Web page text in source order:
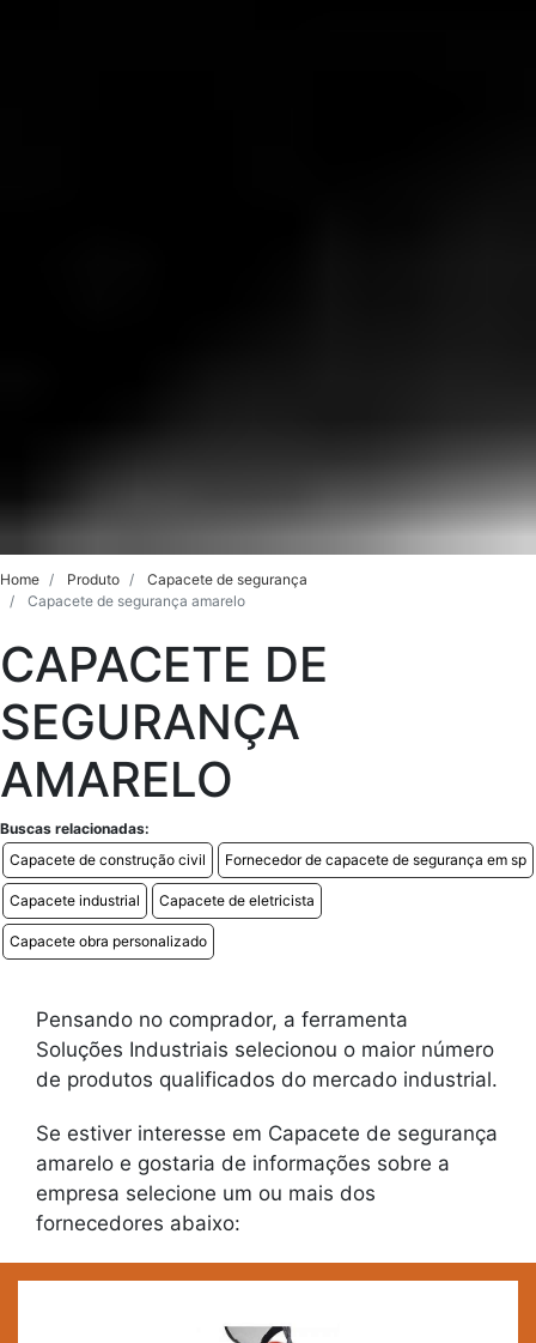
Home Produto
Capacete de segurança
Capacete de segurança amarelo
CAPACETE DE
SEGURANÇA
AMARELO
Buscas relacionadas:
Capacete de construção civil
Fornecedor de capacete de segurança em sp
Capacete industrial Capacete de eletricista
Capacete obra personalizado
Pensando no comprador, a ferramenta
Soluções Industriais selecionou o maior número
de produtos qualificados do mercado industrial.
Se estiver interesse em Capacete de segurança
amarelo e gostaria de informações sobre a
empresa selecione um ou mais dos
fornecedores abaixo: